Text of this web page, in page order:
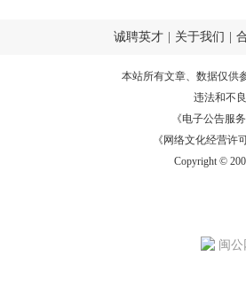
诚聘英才 关于我们
本站所有文章、数据仅供
违法和不
《电子公告服务
《网络文化经营许
Copyright ©
闽公